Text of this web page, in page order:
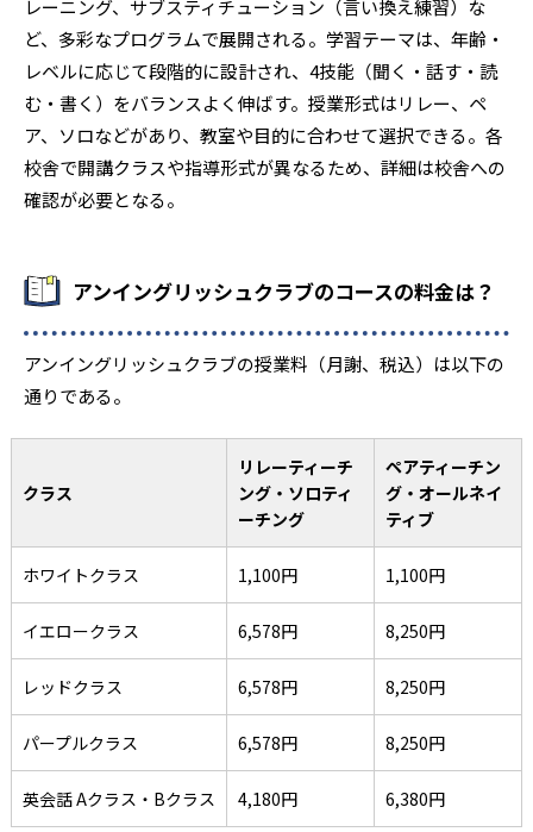
レーニング、サブスティチューション（言い換え練習）な
ど、多彩なプログラムで展開される。学習テーマは、年齢・
レベルに応じて段階的に設計され、4技能（聞く・話す・読
む・書く）をバランスよく伸ばす。授業形式はリレー、ペ
ア、ソロなどがあり、教室や目的に合わせて選択できる。各
校舎で開講クラスや指導形式が異なるため、詳細は校舎への
確認が必要となる。
アンイングリッシュクラブのコースの料金は？
アンイングリッシュクラブの授業料（月謝、税込）は以下の
通りである。
クラス
リレーティーチ
ング・ソロティ
ーチング
ペアティーチン
グ・オールネイ
ティブ
ホワイトクラス 1,100円 1,100円
イエロークラス 6,578円 8,250円
レッドクラス 6,578円 8,250円
パープルクラス 6,578円 8,250円
英会話 Aクラス・Bクラス 4,180円 6,380円